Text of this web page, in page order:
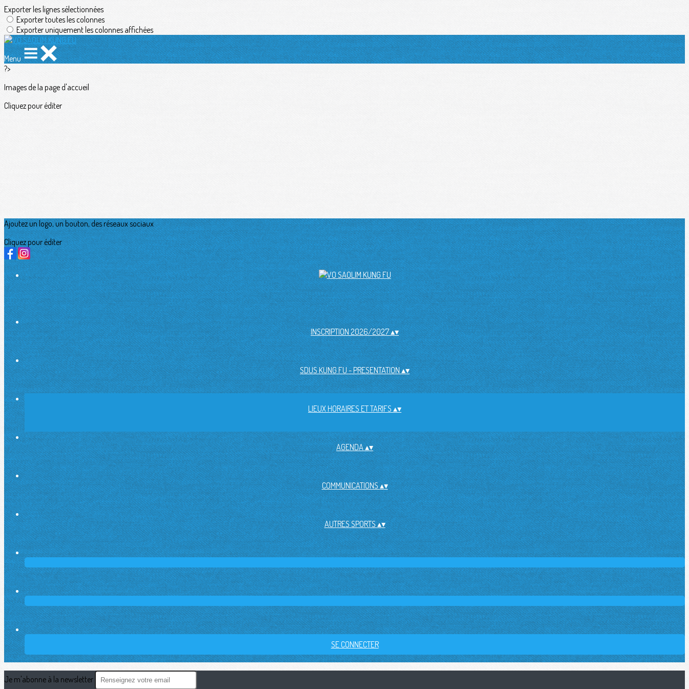
Exporter les lignes sélectionnées
Exporter toutes les colonnes
Exporter uniquement les colonnes affichées
Menu
?>
Images de la page d'accueil
Cliquez pour éditer
Ajoutez un logo, un bouton, des réseaux sociaux
Cliquez pour éditer
INSCRIPTION 2026/2027▴▾
SDUS KUNG FU - PRESENTATION▴▾
LIEUX HORAIRES ET TARIFS ▴▾
AGENDA▴▾
COMMUNICATIONS▴▾
AUTRES SPORTS▴▾
SE CONNECTER
Je m'abonne à la newsletter